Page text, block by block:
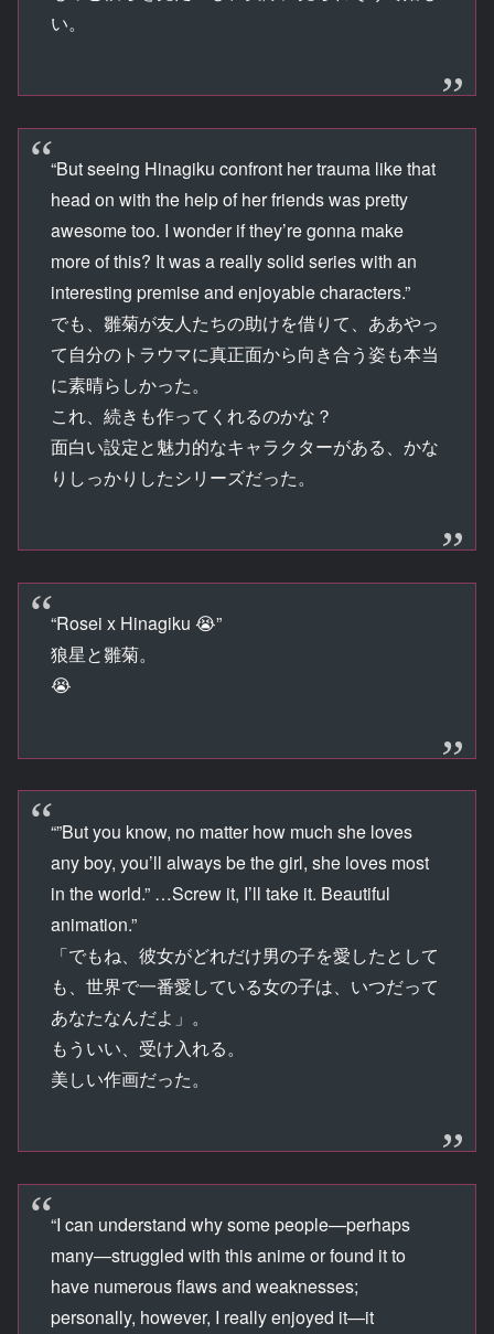
い。
“But seeing Hinagiku confront her trauma like that
head on with the help of her friends was pretty
awesome too. I wonder if they’re gonna make
more of this? It was a really solid series with an
interesting premise and enjoyable characters.”
でも、雛菊が友人たちの助けを借りて、ああやっ
て自分のトラウマに真正面から向き合う姿も本当
に素晴らしかった。
これ、続きも作ってくれるのかな？
面白い設定と魅力的なキャラクターがある、かな
りしっかりしたシリーズだった。
“Rosei x Hinagiku 😭”
狼星と雛菊。
😭
“”But you know, no matter how much she loves
any boy, you’ll always be the girl, she loves most
in the world.” …Screw it, I’ll take it. Beautiful
animation.”
「でもね、彼女がどれだけ男の子を愛したとして
も、世界で一番愛している女の子は、いつだって
あなたなんだよ」。
もういい、受け入れる。
美しい作画だった。
“I can understand why some people—perhaps
many—struggled with this anime or found it to
have numerous flaws and weaknesses;
personally, however, I really enjoyed it—it